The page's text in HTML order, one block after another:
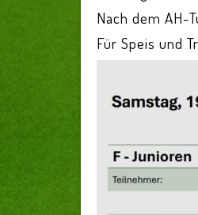
Nach dem AH-
Für Speis und